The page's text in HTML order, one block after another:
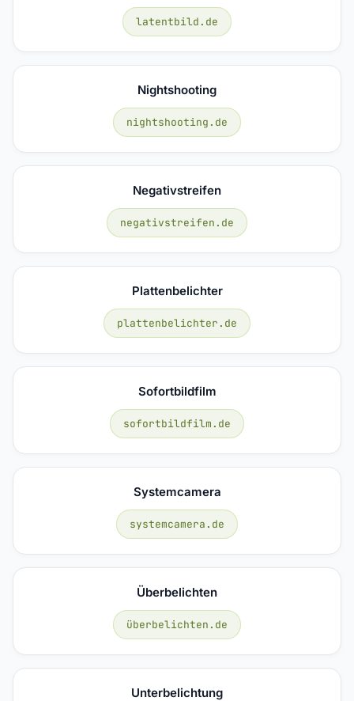
latentbild.de
Nightshooting
nightshooting.de
Negativstreifen
negativstreifen.de
Plattenbelichter
plattenbelichter.de
Sofortbildfilm
sofortbildfilm.de
Systemcamera
systemcamera.de
Überbelichten
überbelichten.de
Unterbelichtung